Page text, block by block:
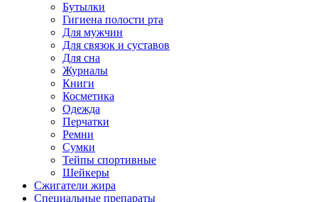
Бутылки
Гигиена полости рта
Для мужчин
Для связок и суставов
Для сна
Журналы
Книги
Косметика
Одежда
Перчатки
Ремни
Сумки
Тейпы спортивные
Шейкеры
Сжигатели жира
Специальные препараты